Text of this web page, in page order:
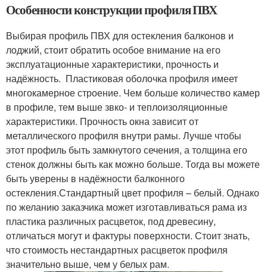
Особенности конструкции профиля ПВХ
Выбирая профиль ПВХ для остекления балконов и
лоджий, стоит обратить особое внимание на его
эксплуатационные характеристики, прочность и
надёжность. Пластиковая оболочка профиля имеет
многокамерное строение. Чем больше количество камер
в профиле, тем выше звко- и теплоизоляционные
характеристики. Прочность окна зависит от
металлического профиля внутри рамы. Лучше чтобы
этот профиль быть замкнутого сечения, а толщина его
стенок должны быть как можно больше. Тогда вы можете
быть уверены в надёжности балконного
остекления.Стандартный цвет профиля – белый. Однако
по желанию заказчика может изготавливаться рама из
пластика различных расцветок, под древесину,
отличаться могут и фактуры поверхности. Стоит знать,
что стоимость нестандартных расцветок профиля
значительно выше, чем у белых рам.